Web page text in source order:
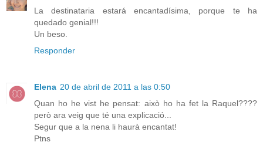
La destinataria estará encantadísima, porque te ha
quedado genial!!!
Un beso.
Responder
Elena 20 de abril de 2011 a las 0:50
Quan ho he vist he pensat: això ho ha fet la Raquel????
però ara veig que té una explicació...
Segur que a la nena li haurà encantat!
Ptns